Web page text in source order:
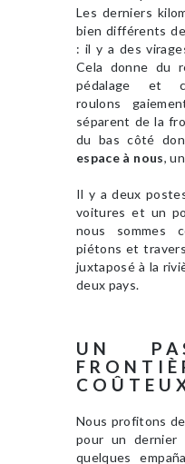
Les derniers
bien différents
: il y a des
Cela donne du
pédalage et
roulons
séparent de la
du bas côté
espace à nous,
Il y a deux
voitures et un
nous sommes
piétons et
juxtaposé à la
deux pays.
UN
Nous profitons
pour un dernier
quelques